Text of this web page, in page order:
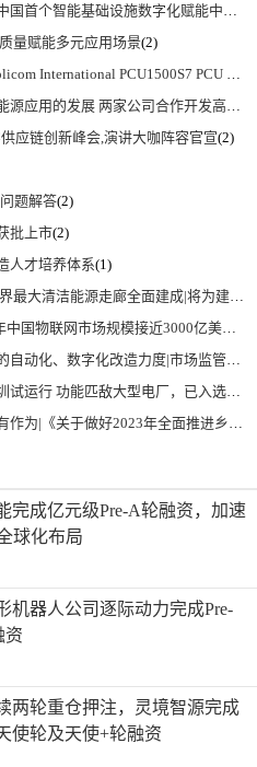
首个智能基础设施数字化赋能中心
量赋能多元应用场景(2)
PCU1500S7 PCU 1500 S7 V4.5.0
发高性能储能和太阳能组串式逆变器方案 以实现可持续的未来
应链创新峰会,演讲大咖阵容官宣(2)
题解答(2)
批上市(2)
人才培养体系(1)
设新型能源体系、保障国家能源安全、实现“双碳”目标提供有力支撑
亿美元 智慧工厂、智慧城市、智慧电网等将占60%以上
管总局 工业和信息化部 关于促进企业计量能力提升的指导意见
功能匹敌大型电厂，已入选国际典型案例
2023年全面推进乡村振兴重点工作的意见》发布
完成亿元级Pre-A轮融资，加速
球化布局
机器人公司逐际动力完成Pre-
资
两轮重仓押注，灵境智源完成
使轮及天使+轮融资